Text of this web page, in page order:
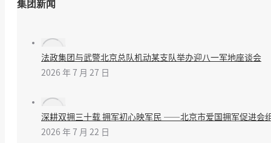
集团新闻
法政集团与武警北京总队机动某支队举办迎八一军地座谈会
2026 年 7 月 27 日
深耕双拥三十载 拥军初心映军民 ——北京市爱国拥军促进会
2026 年 7 月 22 日